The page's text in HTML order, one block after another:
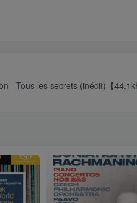
- Tous les secrets (inédit)【